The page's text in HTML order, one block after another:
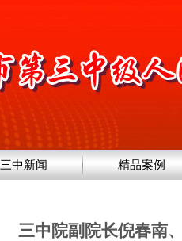
三中新闻 精品案例
三中院副院长倪春南